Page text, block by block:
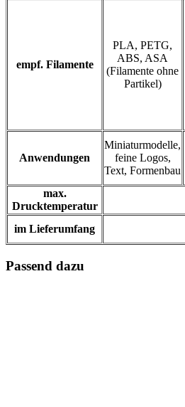
empf. Filamente
PLA, PETG,
ABS, ASA
(Filamente ohne
Partikel)
Anwendungen
Miniaturmodelle,
feine Logos,
Text, Formenbau
max.
Drucktemperatur
im Lieferumfang
Passend dazu